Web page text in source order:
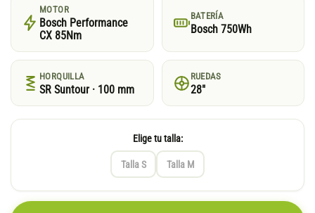
MOTOR
Bosch Performance
CX 85Nm
BATERÍA
Bosch 750Wh
HORQUILLA
SR Suntour · 100 mm
RUEDAS
28"
Elige tu talla:
Talla S Talla M